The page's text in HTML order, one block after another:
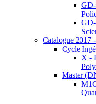
GD-
Catalogue 2017
Cycle
X -
Master